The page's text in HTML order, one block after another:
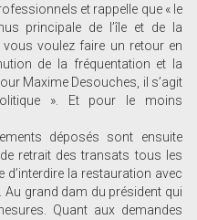
et rappelle que « le
principale de l’île et de la
vous voulez faire un retour en
de la fréquentation et la
Maxime Desouches, il s’agit
». Et pour le moins
déposés sont ensuite
retrait des transats tous les
la restauration avec
grand dam du président qui
Quant aux demandes